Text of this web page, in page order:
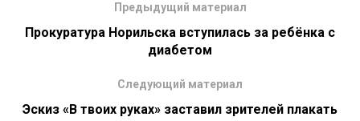
Предыдущий материал
Прокуратура Норильска вступилась за ребёнка с
диабетом
Следующий материал
Эскиз «В твоих руках» заставил зрителей плакать